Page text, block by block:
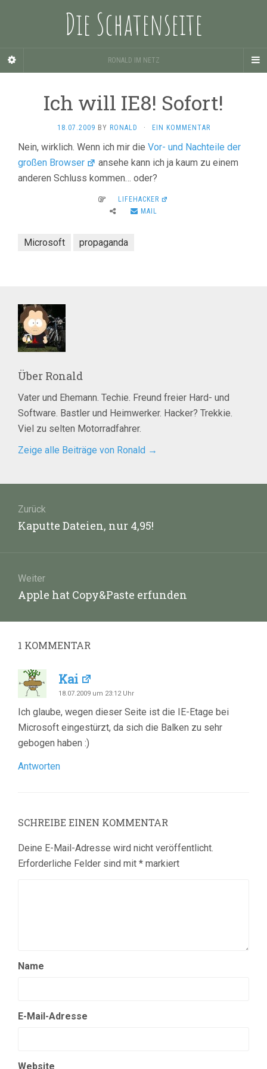
Die Schatenseite
RONALD IM NETZ
Ich will IE8! Sofort!
18.07.2009 BY RONALD · EIN KOMMENTAR
Nein, wirklich. Wenn ich mir die Vor- und Nachteile der
großen Browser
ansehe kann ich ja kaum zu einem
anderen Schluss kommen… oder?
LIFEHACKER
MAIL
Microsoft propaganda
Über Ronald
Vater und Ehemann. Techie. Freund freier Hard- und
Software. Bastler und Heimwerker. Hacker? Trekkie.
Viel zu selten Motorradfahrer.
Zeige alle Beiträge von Ronald →
Zurück
Vorheriger
Kaputte Dateien, nur 4,95!
Weiter
Nächster
Apple hat Copy&Paste erfunden
1 KOMMENTAR
Kai
18.07.2009 um 23:12 Uhr
Ich glaube, wegen dieser Seite ist die IE-Etage bei
Microsoft eingestürzt, da sich die Balken zu sehr
gebogen haben :)
Antworten
SCHREIBE EINEN KOMMENTAR
Deine E-Mail-Adresse wird nicht veröffentlicht.
Erforderliche Felder sind mit * markiert
Name
E-Mail-Adresse
Website